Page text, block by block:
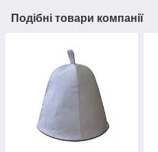
Подібні товари компанії